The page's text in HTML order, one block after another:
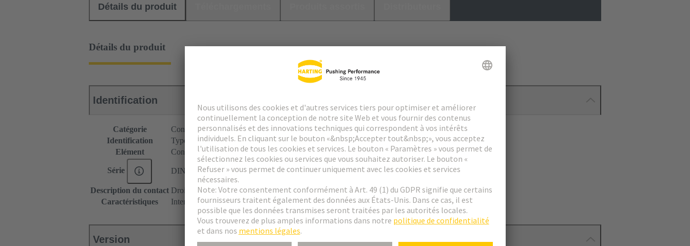
Détails du produit
Détails du produit
Identification
Catégorie
Connecteurs
Identification
Type M plat
Elément
Connecteur femelle
Série DIN 41612
Description du contact Droit
Caractéristiques
Intensité nominale des contacts spéciaux : consultez la fiche technique des contacts sélectionnés.
Version